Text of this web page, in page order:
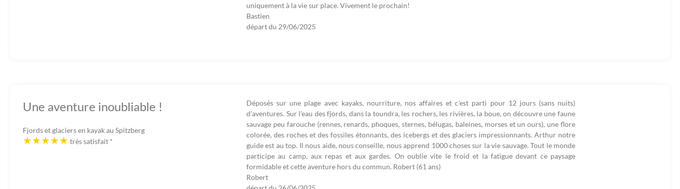
uniquement à la vie sur place. Vivement le prochain!
Bastien
départ du 29/06/2025
Une aventure inoubliable !
Fjords et glaciers en kayak au Spitzberg
très satisfait *
Déposés sur une plage avec kayaks, nourriture, nos affaires et c'est parti pour 12 jours (sans nuits)
d'aventures. Sur l'eau des fjords, dans la toundra, les rochers, les rivières, la boue, on découvre une faune
sauvage peu farouche (rennes, renards, phoques, sternes, bélugas, baleines, morses et un ours), une flore
colorée, des roches et des fossiles étonnants, des icebergs et des glaciers impressionnants. Arthur notre
guide est au top. Il nous aide, nous conseille, nous apprend 1000 choses sur la vie sauvage. Tout le monde
participe au camp, aux repas et aux gardes. On oublie vite le froid et la fatigue devant ce paysage
formidable et cette aventure hors du commun. Robert (61 ans)
Robert